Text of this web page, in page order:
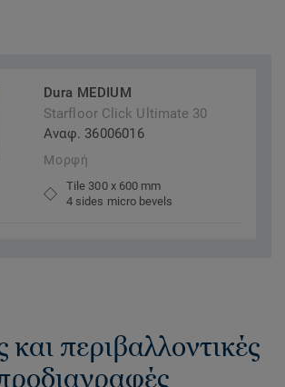
Dura MEDIUM
Starfloor Click Ultimate 30
Αναφ. 36006016
Μορφή
Tile 300 x 600 mm
4 sides micro bevels
και περιβαλλοντικές